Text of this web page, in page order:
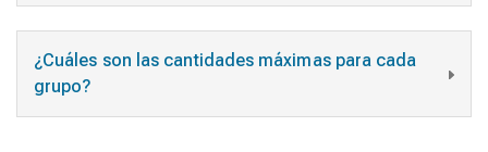
¿Cuáles son las cantidades máximas para cada
grupo?